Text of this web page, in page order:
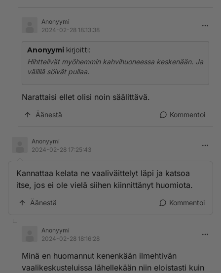
Anonyymi
2024-02-28 18:13:38
Anonyymi kirjoitti:
Hihttelivät myöhemmin kahvihuoneessa keskenään. Ja
välillä söivät pullaa.
Narattaisi ellet olisi noin säälittävä.
Äänestä Kommentoi
Anonyymi
2024-02-28 17:25:43
Kannattaa kelata ne vaaliväittelyt läpi ja katsoa
itse, jos ei ole vielä siihen kiinnittänyt huomiota.
Äänestä Kommentoi
Anonyymi
2024-02-28 18:16:28
Minä en huomannut kenenkään ilmehtivän
vaalikeskusteluissa lähellekään niin eloistasti kuin